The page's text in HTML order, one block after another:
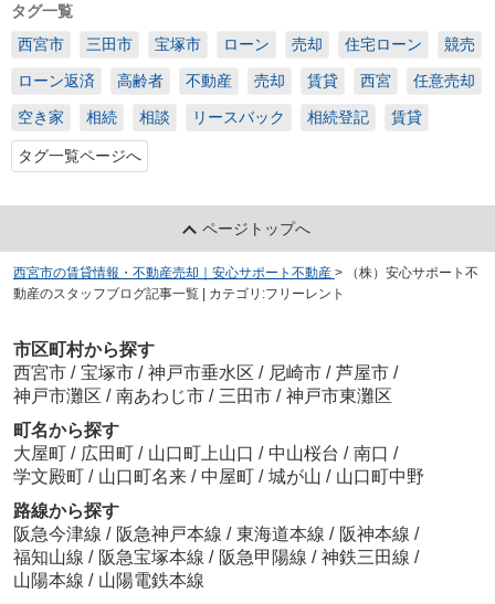
タグ一覧
西宮市
三田市 宝塚市 ローン 売却 住宅ローン 競売
ローン返済 高齢者 不動産 売却 賃貸 西宮 任意売却
空き家 相続 相談 リースバック 相続登記 賃貸
タグ一覧ページへ
ページトップへ
西宮市の賃貸情報・不動産売却｜安心サポート不動産 >
（株）安心サポート不
動産のスタッフブログ記事一覧 | カテゴリ:フリーレント
市区町村から探す
西宮市 / 宝塚市 / 神戸市垂水区 / 尼崎市 / 芦屋市 /
神戸市灘区 / 南あわじ市 / 三田市 / 神戸市東灘区
町名から探す
大屋町 / 広田町 / 山口町上山口 / 中山桜台 / 南口 /
学文殿町 / 山口町名来 / 中屋町 / 城が山 / 山口町中野
路線から探す
阪急今津線 / 阪急神戸本線 / 東海道本線 / 阪神本線 /
福知山線 / 阪急宝塚本線 / 阪急甲陽線 / 神鉄三田線 /
山陽本線 / 山陽電鉄本線